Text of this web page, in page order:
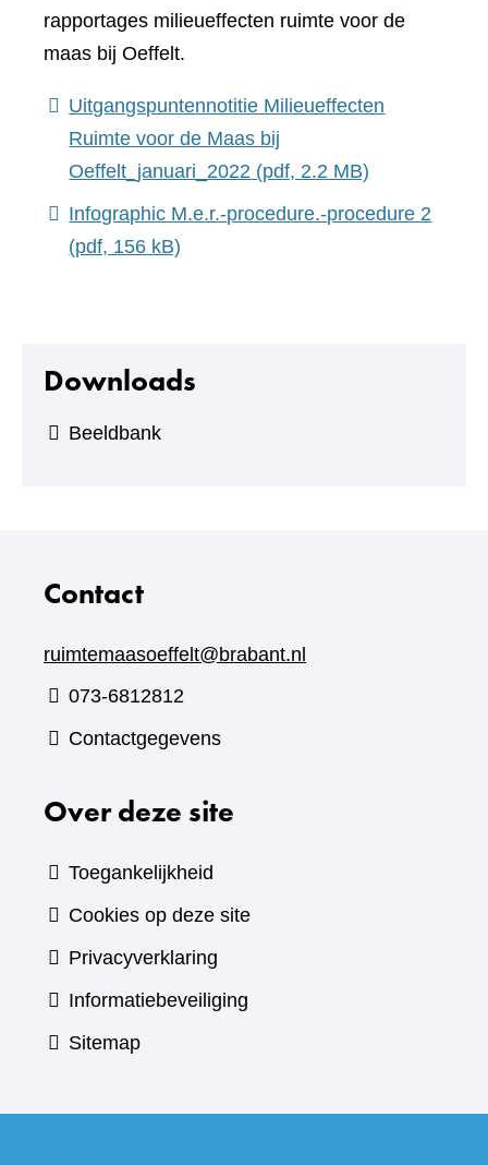
rapportages milieueffecten ruimte voor de
maas bij Oeffelt.
Uitgangspuntennotitie Milieueffecten
Ruimte voor de Maas bij
Oeffelt_januari_2022 (pdf, 2.2 MB)
Infographic M.e.r.-procedure.-procedure 2
(pdf, 156 kB)
Downloads
Beeldbank
Contact
ruimtemaasoeffelt@brabant.nl
073-6812812
Contactgegevens
Over deze site
Toegankelijkheid
Cookies op deze site
Privacyverklaring
Informatiebeveiliging
Sitemap